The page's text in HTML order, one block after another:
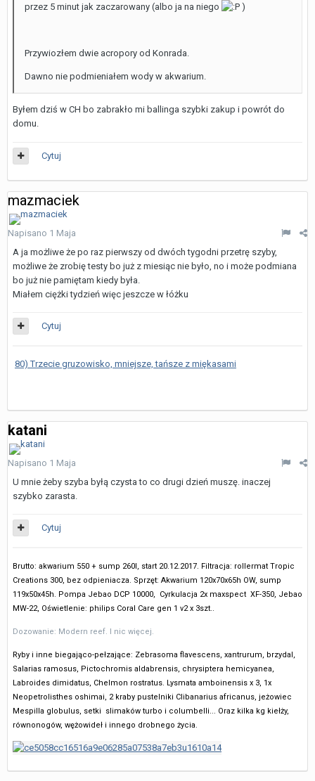
przez 5 minut jak zaczarowany (albo ja na niego
)
Przywiozłem dwie acropory od Konrada.
Dawno nie podmieniałem wody w akwarium.
Byłem dziś w CH bo zabrakło mi ballinga szybki zakup i powrót do
domu.
Cytuj
mazmaciek
Napisano 1 Maja
A ja możliwe że po raz pierwszy od dwóch tygodni przetrę szyby,
możliwe że zrobię testy bo już z miesiąc nie było, no i może podmiana
bo już nie pamiętam kiedy była.
Miałem ciężki tydzień więc jeszcze w łóżku
Cytuj
80) Trzecie gruzowisko, mniejsze, tańsze z miękasami
katani
Napisano 1 Maja
U mnie żeby szyba byłą czysta to co drugi dzień muszę. inaczej
szybko zarasta.
Cytuj
Brutto: akwarium 550 + sump 260l, start 20.12.2017. Filtracja: rollermat Tropic
Creations 300, bez odpieniacza. Sprzęt: Akwarium 120x70x65h OW, sump
119x50x45h. Pompa Jebao DCP 10000, Cyrkulacja 2x maxspect XF-350, Jebao
MW-22, Oświetlenie: philips Coral Care gen 1 v2 x 3szt..
Dozowanie: Modern reef. I nic więcej.
Ryby i inne biegająco-pełzające: Zebrasoma flavescens, xantrurum, brzydal,
Salarias ramosus, Pictochromis aldabrensis, chrysiptera hemicyanea,
Labroides dimidatus, Chelmon rostratus. Lysmata amboinensis x 3, 1x
Neopetrolisthes oshimai, 2 kraby pustelniki Clibanarius africanus, jeżowiec
Mespilla globulus, setki slimaków turbo i columbelli... Oraz kilka kg kiełży,
równonogów, wężowideł i innego drobnego życia.